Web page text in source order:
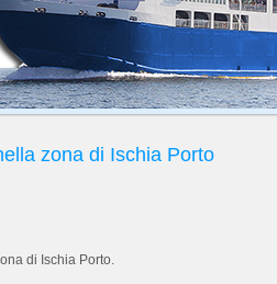
zona di Ischia Porto
di Ischia Porto.